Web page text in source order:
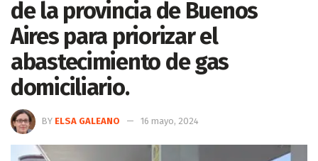
de la provincia de Buenos
Aires para priorizar el
abastecimiento de gas
domiciliario.
BY ELSA GALEANO 16 mayo, 2024